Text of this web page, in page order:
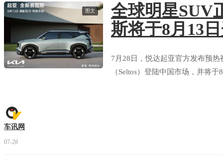
图文
全球明星SUV
斯将于8月13
7月28日，悦达起亚官方发布预
（Seltos）登陆中国市场，并将
车讯网
07-28